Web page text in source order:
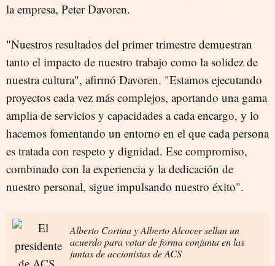
la empresa, Peter Davoren.
"Nuestros resultados del primer trimestre demuestran
tanto el impacto de nuestro trabajo como la solidez de
nuestra cultura", afirmó Davoren. "Estamos ejecutando
proyectos cada vez más complejos, aportando una gama
amplia de servicios y capacidades a cada encargo, y lo
hacemos fomentando un entorno en el que cada persona
es tratada con respeto y dignidad. Ese compromiso,
combinado con la experiencia y la dedicación de
nuestro personal, sigue impulsando nuestro éxito".
Alberto Cortina y Alberto Alcocer sellan un
acuerdo para votar de forma conjunta en las
juntas de accionistas de ACS